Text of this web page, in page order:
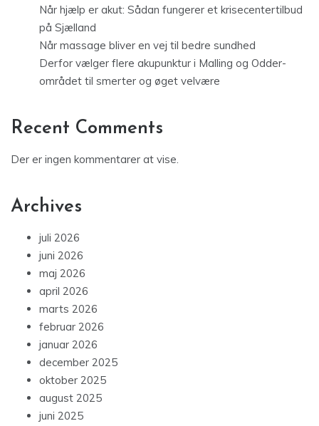
Når hjælp er akut: Sådan fungerer et krisecentertilbud
på Sjælland
Når massage bliver en vej til bedre sundhed
Derfor vælger flere akupunktur i Malling og Odder-
området til smerter og øget velvære
Recent Comments
Der er ingen kommentarer at vise.
Archives
juli 2026
juni 2026
maj 2026
april 2026
marts 2026
februar 2026
januar 2026
december 2025
oktober 2025
august 2025
juni 2025